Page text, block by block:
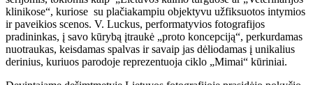
klinikose“, kuriose su plačiakampiu objektyvu užfiksuotos intymios
ir paveikios scenos. V. Luckus, performatyvios fotografijos
pradininkas, į savo kūrybą įtraukė „proto koncepciją“, perkurdamas
nuotraukas, keisdamas spalvas ir savaip jas dėliodamas į unikalius
derinius, kuriuos parodoje reprezentuoja ciklo „Mimai“ kūriniai.